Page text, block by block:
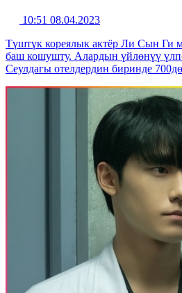
10:51 08.04.2023
Түштүк кореялык актёр Ли Сын Ги
баш кошушту. Алардын үйлөнүү
Сеулдагы отелдердин биринде